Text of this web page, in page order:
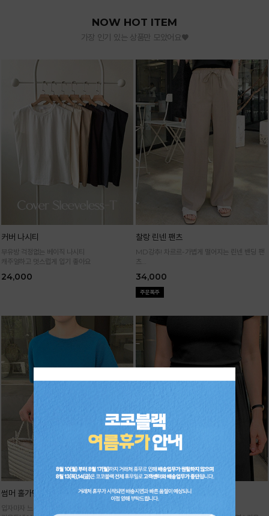
NOW HOT ITEM
가장 인기 있는 상품만 모았어요♥
커버 나시티
부유방 걱정없는 베이직 나시티
캐주얼하고 멋스럽게 입기 좋아요
24,000
찰랑 린넨 팬츠
MD강추! 차르르-가볍게 떨어지는 린넨 밴딩 팬
츠
34,000
썸머 홀가먼트 니트
입자마자 느껴지는 고급스러움,
기획 썸머 하렘 팬츠